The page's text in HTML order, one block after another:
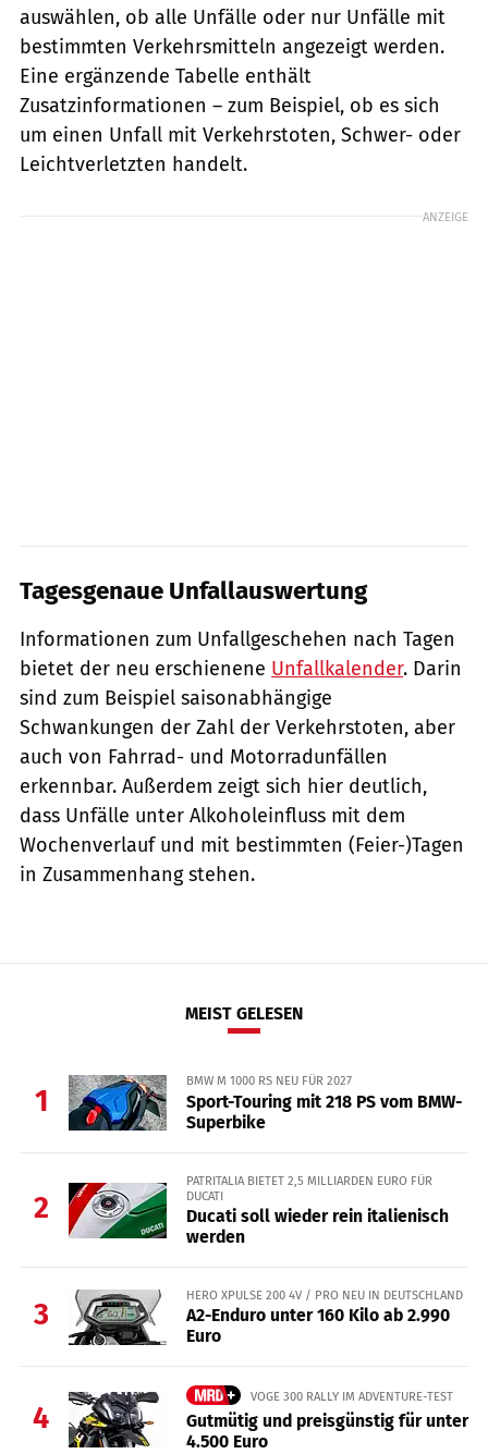
auswählen, ob alle Unfälle oder nur Unfälle mit
bestimmten Verkehrsmitteln angezeigt werden.
Eine ergänzende Tabelle enthält
Zusatzinformationen – zum Beispiel, ob es sich
um einen Unfall mit Verkehrstoten, Schwer- oder
Leichtverletzten handelt.
ANZEIGE
Tagesgenaue Unfallauswertung
Informationen zum Unfallgeschehen nach Tagen
bietet der neu erschienene Unfallkalender. Darin
sind zum Beispiel saisonabhängige
Schwankungen der Zahl der Verkehrstoten, aber
auch von Fahrrad- und Motorradunfällen
erkennbar. Außerdem zeigt sich hier deutlich,
dass Unfälle unter Alkoholeinfluss mit dem
Wochenverlauf und mit bestimmten (Feier-)Tagen
in Zusammenhang stehen.
MEIST GELESEN
1
BMW M 1000 RS NEU FÜR 2027
Sport-Touring mit 218 PS vom BMW-
Superbike
2
PATRITALIA BIETET 2,5 MILLIARDEN EURO FÜR
DUCATI
Ducati soll wieder rein italienisch
werden
3
HERO XPULSE 200 4V / PRO NEU IN DEUTSCHLAND
A2-Enduro unter 160 Kilo ab 2.990
Euro
4
VOGE 300 RALLY IM ADVENTURE-TEST
Gutmütig und preisgünstig für unter
4.500 Euro